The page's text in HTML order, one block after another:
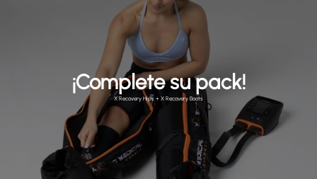
¡Complete su pack!
X Recovery Hips + X Recovery Boots